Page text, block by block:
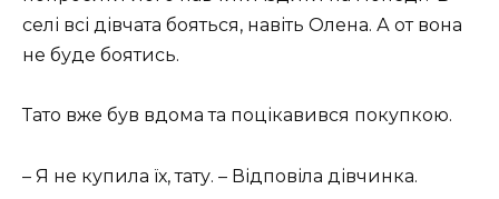
селі всі дівчата бояться, навіть Олена. А от вона
не буде боятись.
Тато вже був вдома та поцікавився покупкою.
– Я не купила їх, тату. – Відповіла дівчинка.